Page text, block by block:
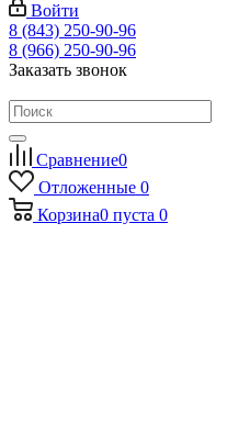
Войти
8 (843) 250-90-96
8 (966) 250-90-96
Заказать звонок
Сравнение0
Отложенные 0
Корзина0 пуста 0